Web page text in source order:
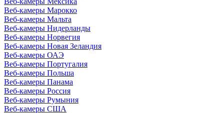
Веб-камеры Марокко
Веб-камеры Мальта
Веб-камеры Нидерланды
Веб-камеры Норвегия
Веб-камеры Новая Зеландия
Веб-камеры ОАЭ
Веб-камеры Португалия
Веб-камеры Польша
Веб-камеры Панама
Веб-камеры Россия
Веб-камеры Румыния
Веб-камеры США